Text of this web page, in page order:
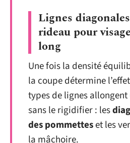
Lignes
rideau pour
long
Une fois la densité
la coupe détermine
types de lignes
sans le rigidifier : les
des pommetteset les
la mâchoire.